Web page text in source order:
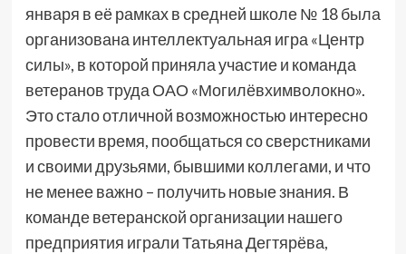
января в её рамках в средней школе № 18 была
организована интеллектуальная игра «Центр
силы», в которой приняла участие и команда
ветеранов труда ОАО «Могилёвхимволокно».
Это стало отличной возможностью интересно
провести время, пообщаться со сверстниками
и своими друзьями, бывшими коллегами, и что
не менее важно – получить новые знания. В
команде ветеранской организации нашего
предприятия играли Татьяна Дегтярёва,